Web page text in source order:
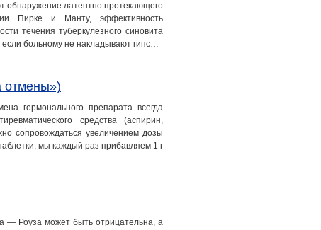
обнаружение латентно протекающего
Пирке и Манту, эффективность
течения туберкулезного синовита
если больному не накладывают гипс…
отмены»)
гормонального препарата всегда
средства (аспирин,
сопровождаться увеличением дозы
мы каждый раз прибавляем 1 г
— Роуза может быть отрицательна, а